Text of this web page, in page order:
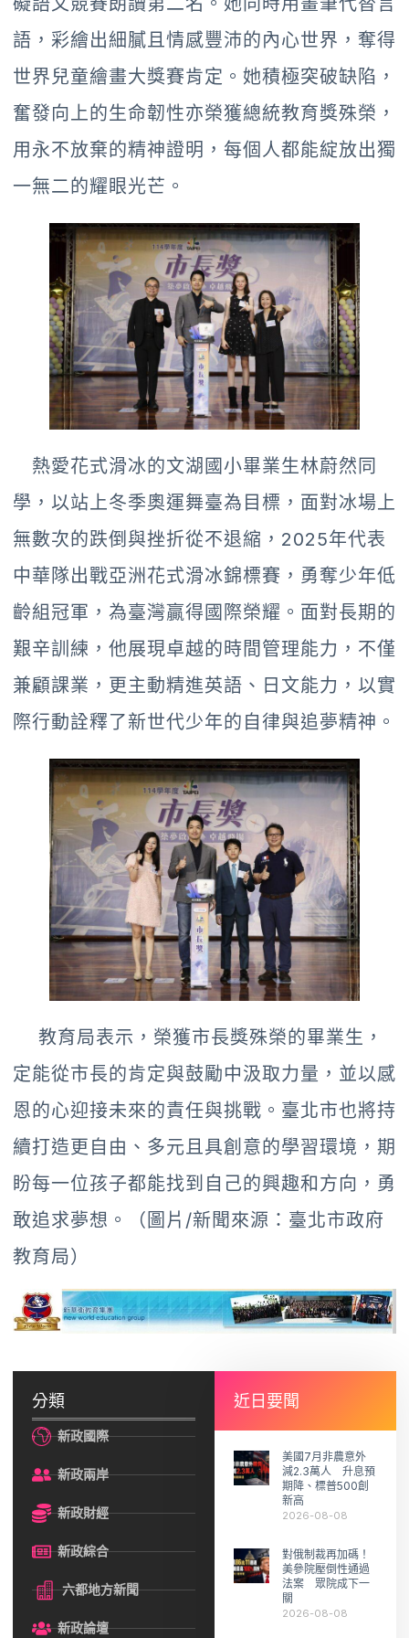
語，彩繪出細膩且情感豐沛的內心世界，奪得
世界兒童繪畫大獎賽肯定。她積極突破缺陷，
奮發向上的生命韌性亦榮獲總統教育獎殊榮，
用永不放棄的精神證明，每個人都能綻放出獨
一無二的耀眼光芒。
熱愛花式滑冰的文湖國小畢業生林蔚然同
學，以站上冬季奧運舞臺為目標，面對冰場上
無數次的跌倒與挫折從不退縮，2025年代表
中華隊出戰亞洲花式滑冰錦標賽，勇奪少年低
齡組冠軍，為臺灣贏得國際榮耀。面對長期的
艱辛訓練，他展現卓越的時間管理能力，不僅
兼顧課業，更主動精進英語、日文能力，以實
際行動詮釋了新世代少年的自律與追夢精神。
教育局表示，榮獲市長獎殊榮的畢業生，
定能從市長的肯定與鼓勵中汲取力量，並以感
恩的心迎接未來的責任與挑戰。臺北市也將持
續打造更自由、多元且具創意的學習環境，期
盼每一位孩子都能找到自己的興趣和方向，勇
敢追求夢想。（圖片/新聞來源：臺北市政府
教育局）
分類
新政國際
新政兩岸
新政財經
新政綜合
六都地方新聞
新政論壇
近日要聞
美國7月非農意外
減2.3萬人 升息預
期降、標普500創
新高
2026-08-08
對俄制裁再加碼！
美參院壓倒性通過
法案 眾院成下一
關
2026-08-08